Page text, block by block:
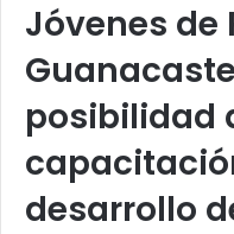
Jóvenes de
posibilidad
desarrollo